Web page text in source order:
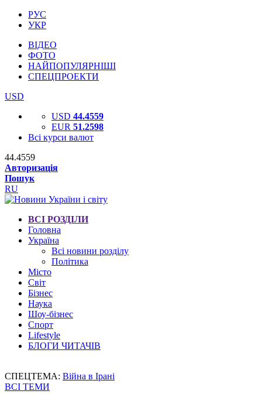
РУС
УКР
ВІДЕО
ФОТО
НАЙПОПУЛЯРНІШІ
СПЕЦПРОЕКТИ
USD
USD 44.4559
EUR 51.2598
Всі курси валют
44.4559
Авторизація
Пошук
RU
ВСІ РОЗДІЛИ
Головна
Україна
Всі новини розділу
Політика
Місто
Світ
Бізнес
Наука
Шоу-бізнес
Спорт
Lifestyle
БЛОГИ ЧИТАЧІВ
СПЕЦТЕМА: Війна в Ірані
ВСІ ТЕМИ